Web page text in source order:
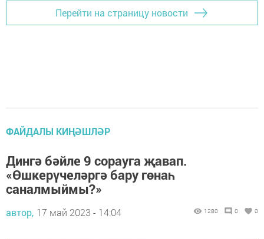
Перейти на страницу новости
ФАЙДАЛЫ КИҢӘШЛӘР
Дингә бәйле 9 сорауга җавап.
«Өшкерүчеләргә бару гөнаһ
саналмыймы?»
автор, 17 май 2023 - 14:04 1280 0 0